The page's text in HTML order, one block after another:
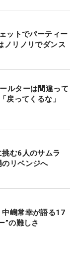
、同ツアーの
されなかった
査を受けた。今
話した。
会が「PGAツア
する際に許可を
トラスト法」
いる。しかし
らず、途中で
以外での大会
。この調査は
ジアラビアを
れるが、大統
ビアの人権問
・武川玲子＝
ットでパーティー
ノリノリでダンス
ルターは間違って
戻ってくるな」
む6人のサムラ
リベンジへ
嶋常幸が語る17
”の難しさ